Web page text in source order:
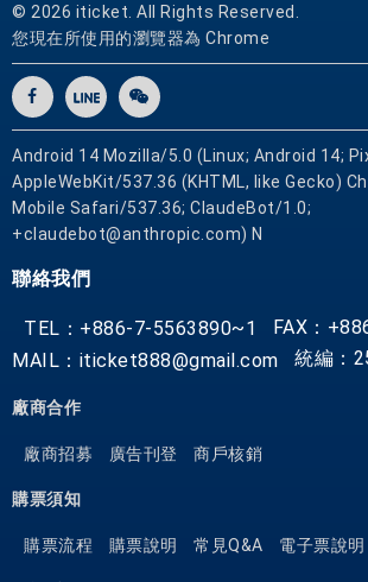
供
優
惠
© 2026 iticket. All Rights Reserved.
您現在所使用的瀏覽器為 Chrome
Android 14 Mozilla/5.0 (Linux; Android 14;
AppleWebKit/537.36 (KHTML, like Gecko)
Mobile Safari/537.36; ClaudeBot/1.0;
+claudebot@anthropic.com) N
聯絡我們
TEL：+886-7-5563890~1
FAX：
MAIL：iticket888@gmail.com
統編：
廠商合作
廠商招募 廣告刊登 商戶核銷
購票須知
購票流程 購票說明 常見Q&A 電子票說明